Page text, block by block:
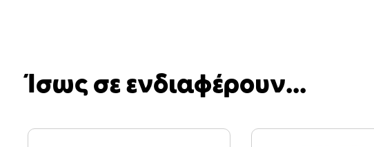
Ίσως σε ενδιαφέρουν...